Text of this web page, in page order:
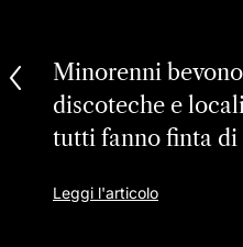
Minorenni
discoteche e
tutti fanno finta
Leggi l'articolo